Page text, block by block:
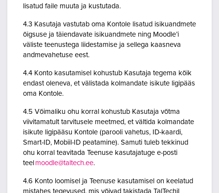
lisatud faile muuta ja kustutada.
4.3 Kasutaja vastutab oma Kontole lisatud isikuandmete
õigsuse ja täiendavate isikuandmete ning Moodle’i
väliste teenustega liidestamise ja sellega kaasneva
andmevahetuse eest.
4.4 Konto kasutamisel kohustub Kasutaja tegema kõik
endast oleneva, et välistada kolmandate isikute ligipääs
oma Kontole.
4.5 Võimaliku ohu korral kohustub Kasutaja võtma
viivitamatult tarvitusele meetmed, et vältida kolmandate
isikute ligipääsu Kontole (parooli vahetus, ID-kaardi,
Smart-ID, Mobiil-ID peatamine). Samuti tuleb tekkinud
ohu korral teavitada Teenuse kasutajatuge e-posti
teel moodle@taltech.ee.
4.6 Konto loomisel ja Teenuse kasutamisel on keelatud
mistahes tegevused, mis võivad takistada TalTechil